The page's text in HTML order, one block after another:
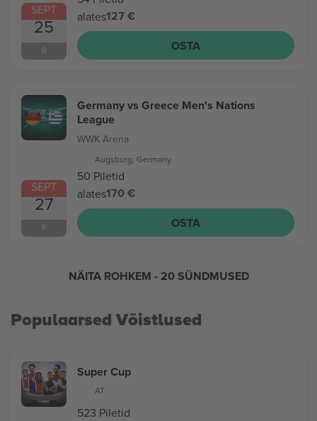
SEPT
25
R
alates127 €
OSTA
SEPT
27
P
Germany vs Greece Men's Nations
League
WWK Arena
Augsburg, Germany
50 Piletid
alates170 €
OSTA
NÄITA ROHKEM - 20 SÜNDMUSED
Populaarsed Võistlused
Super Cup
AT
523 Piletid